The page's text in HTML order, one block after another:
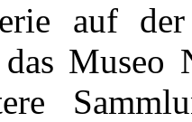
auf
Museo